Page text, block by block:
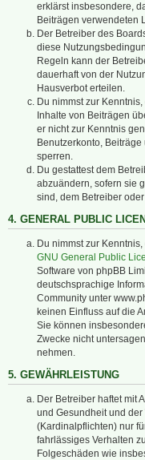
erklärst insbesondere,
Beiträgen verwendeten
Der Betreiber des
diese
Regeln kann der
dauerhaft von der
Hausverbot erteilen.
Du nimmst zur
Inhalte von Beiträgen
er nicht zur Kenntnis
Benutzerkonto,
sperren.
Du gestattest dem
abzuändern, sofern sie
sind, dem Betreiber
4. GENERAL PUBLIC
Du nimmst zur Kenntnis,
GNU General Public
Software von phpBB
deutschsprachige
Community unter
keinen Einfluss auf die
Sie können
Zwecke nicht
nehmen.
5. GEWÄHRLEISTUNG
Der Betreiber haftet mit
und Gesundheit und
(Kardinalpflichten) nur
fahrlässiges Verhalten
Folgeschäden wie